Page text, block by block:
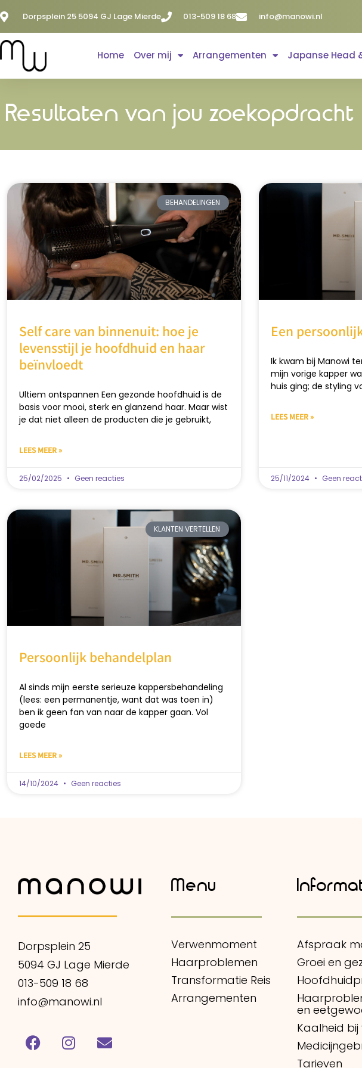
Dorpsplein 25 5094 GJ Lage Mierde 013-509 18 68 info@manowi.nl
Home Over mij Arrangementen Japanse Head
Resultaten van jou zoekopdracht
BEHANDELINGEN
Self care van binnenuit: hoe je
levensstijl je hoofdhuid en haar
beïnvloedt
Ultiem ontspannen Een gezonde hoofdhuid is de
basis voor mooi, sterk en glanzend haar. Maar wist
je dat niet alleen de producten die je gebruikt,
LEES MEER »
25/02/2025 Geen reacties
Een
Ik kwam bij Manowi
mijn vorige kapper
huis ging; de styling
LEES MEER »
25/11/2024 Geen
KLANTEN VERTELLEN
Persoonlijk behandelplan
Al sinds mijn eerste serieuze kappersbehandeling
(lees: een permanentje, want dat was toen in)
ben ik geen fan van naar de kapper gaan. Vol
goede
LEES MEER »
14/10/2024 Geen reacties
Dorpsplein 25
5094 GJ Lage Mierde
013-509 18 68
info@manowi.nl
Menu
Verwenmoment
Haarproblemen
Transformatie Reis
Arrangementen
Afspraak
Groei en
en
Kaalheid
Tarieven